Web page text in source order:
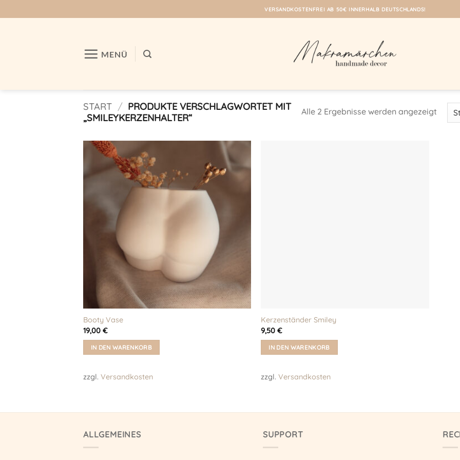
Inhalt
VERSANDKOSTENFREI AB 50€ INNERHALB DEUTSCHLANDS!
MENÜ
START / PRODUKTE VERSCHLAGWORTET MIT
„SMILEYKERZENHALTER“
Alle 2 Ergebnisse werden angezeigt
Auf meine
Wunschliste!
Booty Vase
19,00 €
IN DEN WARENKORB
zzgl. Versandkosten
Kerzenständer Smiley
9,50€
IN DEN WARENKORB
zzgl.Versandkosten
ALLGEMEINES SUPPORT